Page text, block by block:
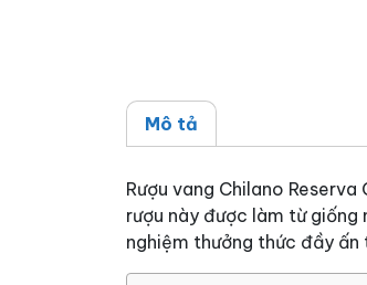
Mô tả
Rượu vang Chilano
rượu này được làm từ
nghiệm thưởng thức đầy ấn